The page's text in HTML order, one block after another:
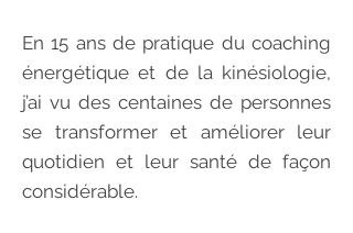
En 15 ans de pratique du coaching
énergétique et de la kinésiologie,
j’ai vu des centaines de personnes
se transformer et améliorer leur
quotidien et leur santé de façon
considérable.